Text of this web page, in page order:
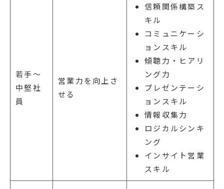
若手〜
中堅社
員
営業力を向上さ
せる
信頼関係構築ス
キル
コミュニケーシ
ョンスキル
傾聴力・ヒアリ
ング力
プレゼンテーシ
ョンスキル
情報収集力
ロジカルシンキ
ング
インサイト営業
スキル